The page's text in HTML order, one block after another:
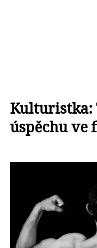
Kulturistka:
úspěchu ve